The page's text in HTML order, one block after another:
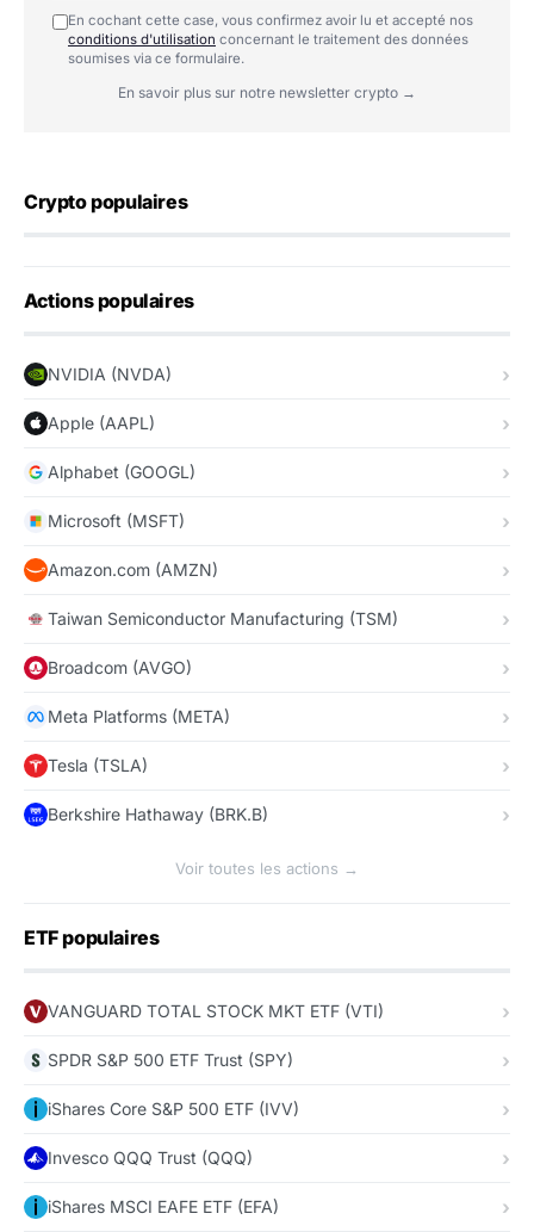
En cochant cette case, vous confirmez avoir lu et accepté nos
conditions d'utilisation concernant le traitement des données
soumises via ce formulaire.
En savoir plus sur notre newsletter crypto →
Crypto populaires
Actions populaires
NVIDIA (NVDA)
Apple (AAPL)
Alphabet (GOOGL)
Microsoft (MSFT)
Amazon.com (AMZN)
Taiwan Semiconductor Manufacturing (TSM)
Broadcom (AVGO)
Meta Platforms (META)
Tesla (TSLA)
Berkshire Hathaway (BRK.B)
Voir toutes les actions →
ETF populaires
VANGUARD TOTAL STOCK MKT ETF (VTI)
SPDR S&P 500 ETF Trust (SPY)
iShares Core S&P 500 ETF (IVV)
Invesco QQQ Trust (QQQ)
iShares MSCI EAFE ETF (EFA)